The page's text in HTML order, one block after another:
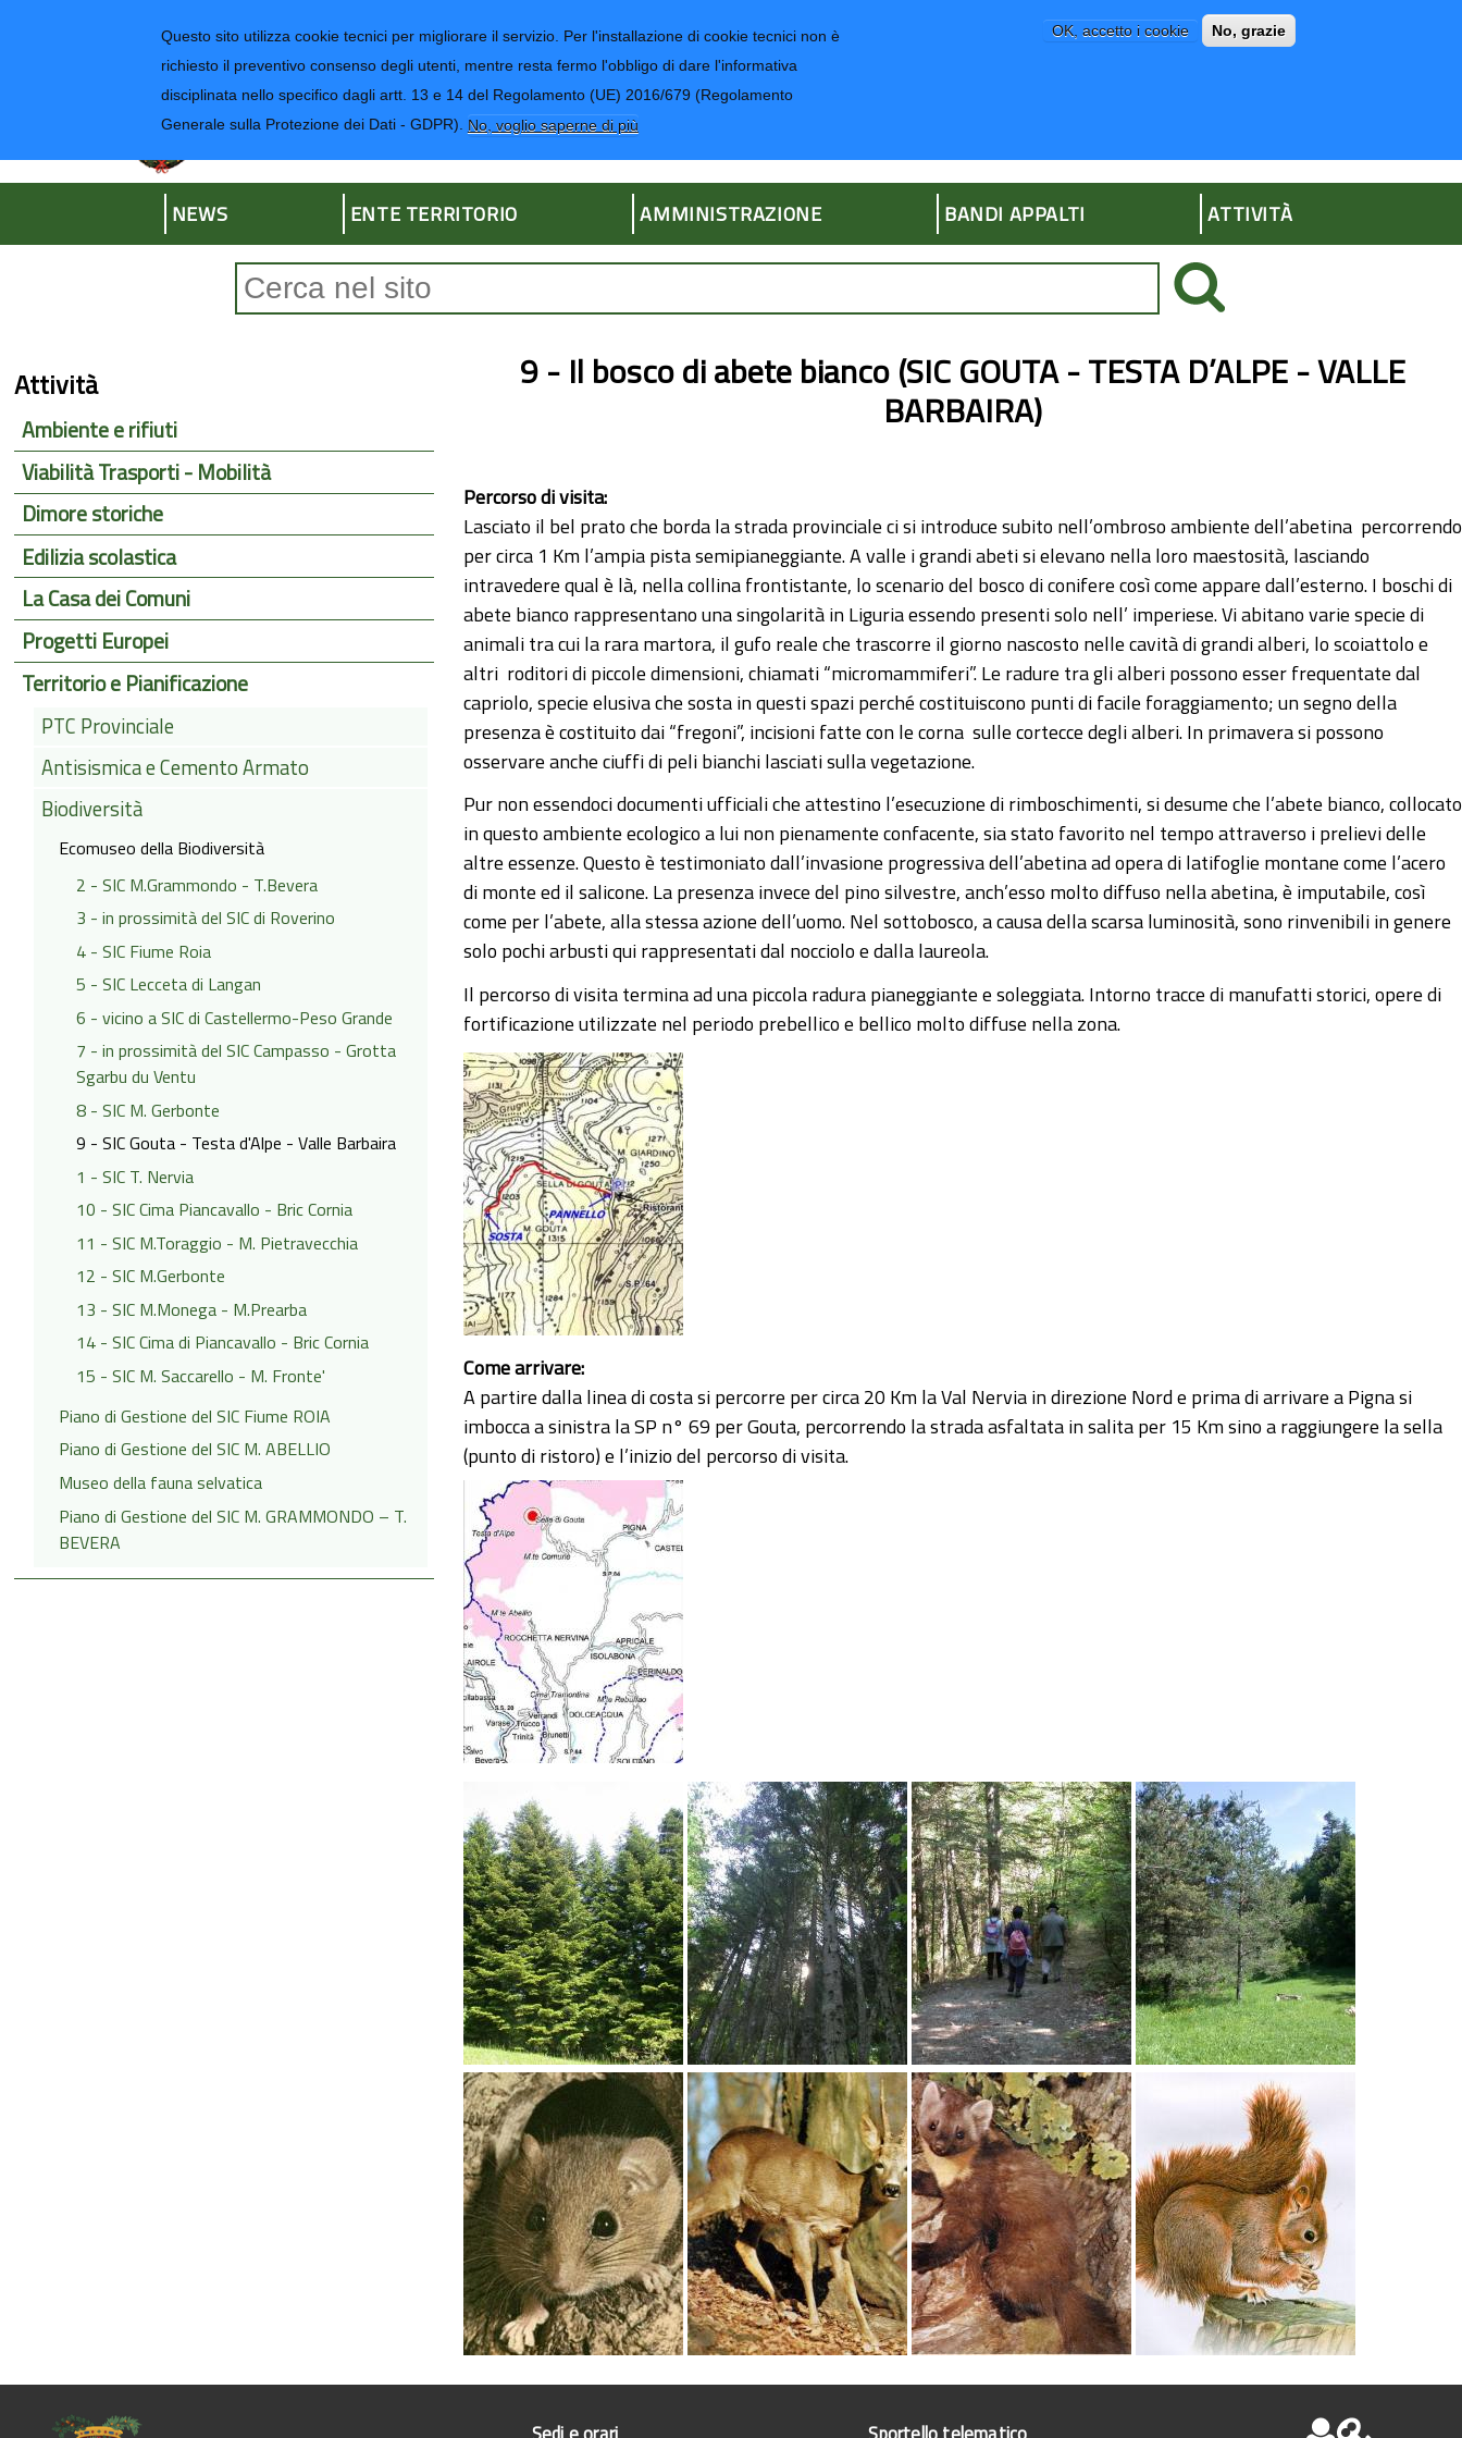
Questo sito utilizza cookie tecnici per migliorare il servizio. Per l'installazione di cookie tecnici non è
richiesto il preventivo consenso degli utenti, mentre resta fermo l'obbligo di dare l'informativa
disciplinata nello specifico dagli artt. 13 e 14 del Regolamento (UE) 2016/679 (Regolamento
Generale sulla Protezione dei Dati - GDPR). No, voglio saperne di più
OK, accetto i cookie No, grazie
Regione Liguria
Provincia di Imperia
NEWS ENTE TERRITORIO AMMINISTRAZIONE BANDI APPALTI ATTIVITÀ
9 - Il bosco di abete bianco (SIC GOUTA - TESTA D’ALPE - VALLE
BARBAIRA)
Percorso di visita:
Lasciato il bel prato che borda la strada provinciale ci si introduce subito nell’ombroso ambiente dell’abetina percorrendo
per circa 1 Km l’ampia pista semipianeggiante. A valle i grandi abeti si elevano nella loro maestosità, lasciando
intravedere qual è là, nella collina frontistante, lo scenario del bosco di conifere così come appare dall’esterno. I boschi di
abete bianco rappresentano una singolarità in Liguria essendo presenti solo nell’ imperiese. Vi abitano varie specie di
animali tra cui la rara martora, il gufo reale che trascorre il giorno nascosto nelle cavità di grandi alberi, lo scoiattolo e
altri roditori di piccole dimensioni, chiamati “micromammiferi”. Le radure tra gli alberi possono esser frequentate dal
capriolo, specie elusiva che sosta in questi spazi perché costituiscono punti di facile foraggiamento; un segno della
presenza è costituito dai “fregoni”, incisioni fatte con le corna sulle cortecce degli alberi. In primavera si possono
osservare anche ciuffi di peli bianchi lasciati sulla vegetazione.
Pur non essendoci documenti ufficiali che attestino l’esecuzione di rimboschimenti, si desume che l’abete bianco, collocato
in questo ambiente ecologico a lui non pienamente confacente, sia stato favorito nel tempo attraverso i prelievi delle
altre essenze. Questo è testimoniato dall’invasione progressiva dell’abetina ad opera di latifoglie montane come l’acero
di monte ed il salicone. La presenza invece del pino silvestre, anch’esso molto diffuso nella abetina, è imputabile, così
come per l’abete, alla stessa azione dell’uomo. Nel sottobosco, a causa della scarsa luminosità, sono rinvenibili in genere
solo pochi arbusti qui rappresentati dal nocciolo e dalla laureola.
Il percorso di visita termina ad una piccola radura pianeggiante e soleggiata. Intorno tracce di manufatti storici, opere di
fortificazione utilizzate nel periodo prebellico e bellico molto diffuse nella zona.
Come arrivare:
A partire dalla linea di costa si percorre per circa 20 Km la Val Nervia in direzione Nord e prima di arrivare a Pigna si
imbocca a sinistra la SP n° 69 per Gouta, percorrendo la strada asfaltata in salita per 15 Km sino a raggiungere la sella
(punto di ristoro) e l’inizio del percorso di visita.
Attività
Ambiente e rifiuti
Viabilità Trasporti - Mobilità
Dimore storiche
Edilizia scolastica
La Casa dei Comuni
Progetti Europei
Territorio e Pianificazione
PTC Provinciale
Antisismica e Cemento Armato
Biodiversità
Ecomuseo della Biodiversità
2 - SIC M.Grammondo - T.Bevera
3 - in prossimità del SIC di Roverino
4 - SIC Fiume Roia
5 - SIC Lecceta di Langan
6 - vicino a SIC di Castellermo-Peso Grande
7 - in prossimità del SIC Campasso - Grotta
Sgarbu du Ventu
8 - SIC M. Gerbonte
9 - SIC Gouta - Testa d'Alpe - Valle Barbaira
1 - SIC T. Nervia
10 - SIC Cima Piancavallo - Bric Cornia
11 - SIC M.Toraggio - M. Pietravecchia
12 - SIC M.Gerbonte
13 - SIC M.Monega - M.Prearba
14 - SIC Cima di Piancavallo - Bric Cornia
15 - SIC M. Saccarello - M. Fronte'
Piano di Gestione del SIC Fiume ROIA
Piano di Gestione del SIC M. ABELLIO
Museo della fauna selvatica
Piano di Gestione del SIC M. GRAMMONDO – T.
BEVERA